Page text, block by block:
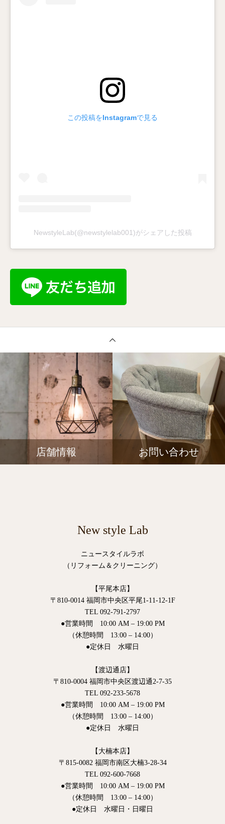
この投稿をInstagramで見る
NewstyleLab(@newstylelab001)がシェアした投稿
店舗情報 お問い合わせ
New style Lab
ニュースタイルラボ
（リフォーム＆クリーニング）
【平尾本店】
〒810-0014 福岡市中央区平尾1-11-12-1F
TEL 092-791-2797
●営業時間 10:00 AM – 19:00 PM
（休憩時間 13:00 – 14:00）
●定休日 水曜日
【渡辺通店】
〒810-0004 福岡市中央区渡辺通2-7-35
TEL 092-233-5678
●営業時間 10:00 AM – 19:00 PM
（休憩時間 13:00 – 14:00）
●定休日 水曜日
【大楠本店】
〒815-0082 福岡市南区大楠3-28-34
TEL 092-600-7668
●営業時間 10:00 AM – 19:00 PM
（休憩時間 13:00 – 14:00）
●定休日 水曜日・日曜日